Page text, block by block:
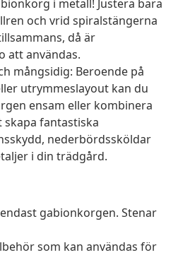
i metall! Justera bara
och vrid spiralstängerna
då är
att användas.
mångsidig: Beroende på
utrymmeslayout kan du
ensam eller kombinera
fantastiska
nederbördssköldar
i din trädgård.
gabionkorgen. Stenar
som kan användas för